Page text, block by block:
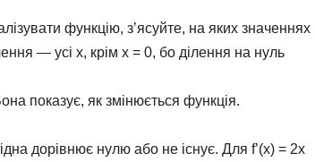
функцію, з’ясуйте, на яких значеннях
— усі x, крім x = 0, бо ділення на нуль
показує, як змінюється функція.
дорівнює нулю або не існує. Для f’(x) = 2x